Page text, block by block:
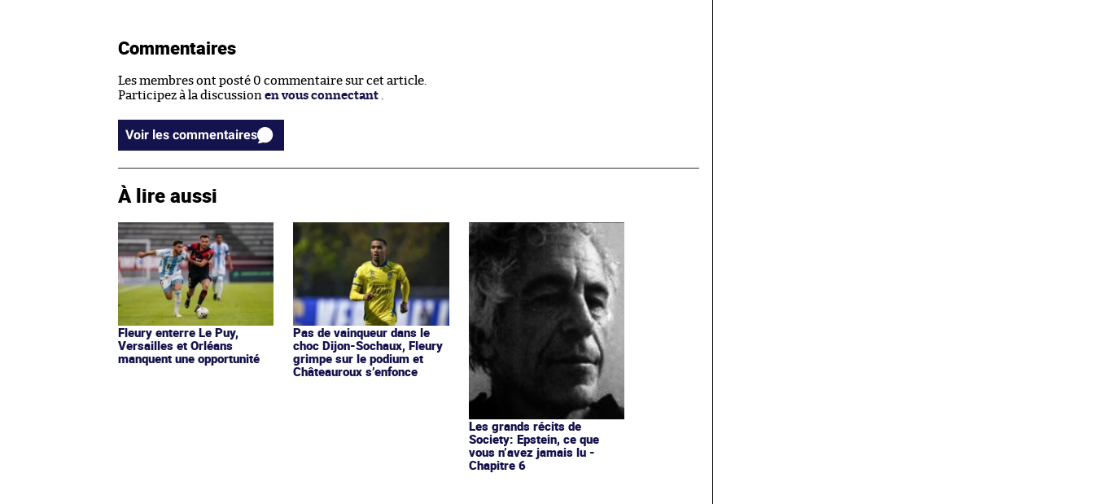
Commentaires
Les membres ont posté 0 commentaire sur cet article.
Participez à la discussion en vous connectant .
Voir les commentaires
À lire aussi
Fleury enterre Le Puy,
Versailles et Orléans
manquent une opportunité
Pas de vainqueur dans le
choc Dijon-Sochaux, Fleury
grimpe sur le podium et
Châteauroux s’enfonce
Les grands récits de
Society: Epstein, ce que
vous n’avez jamais lu -
Chapitre 6